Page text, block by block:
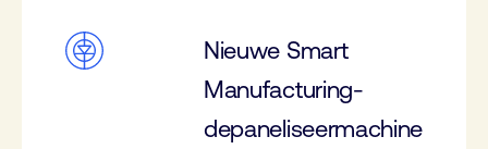
Nieuwe Smart
Manufacturing-
depaneliseermachine